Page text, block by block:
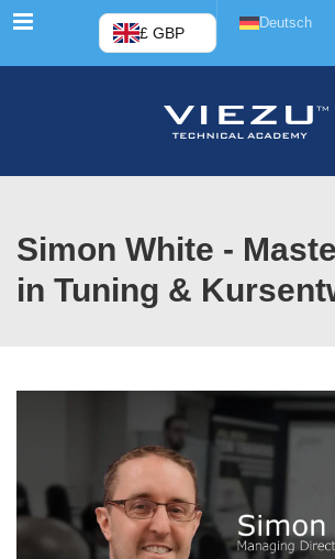
Menü £ GBP
Deutsch
Simon White -
in Tuning &